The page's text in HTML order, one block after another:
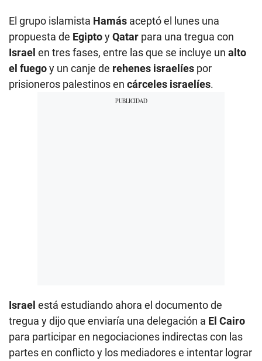
El grupo islamista Hamás aceptó el lunes una
propuesta de EgiptoyQatar para una tregua con
Israel en tres fases, entre las que se incluye un alto
el fuegoy un canje de rehenes israelíes por
prisioneros palestinos en cárceles israelíes.
Israel está estudiando ahora el documento de
tregua y dijo que enviaría una delegación a El Cairo
para participar en negociaciones indirectas con las
partes en conflicto y los mediadores e intentar lograr